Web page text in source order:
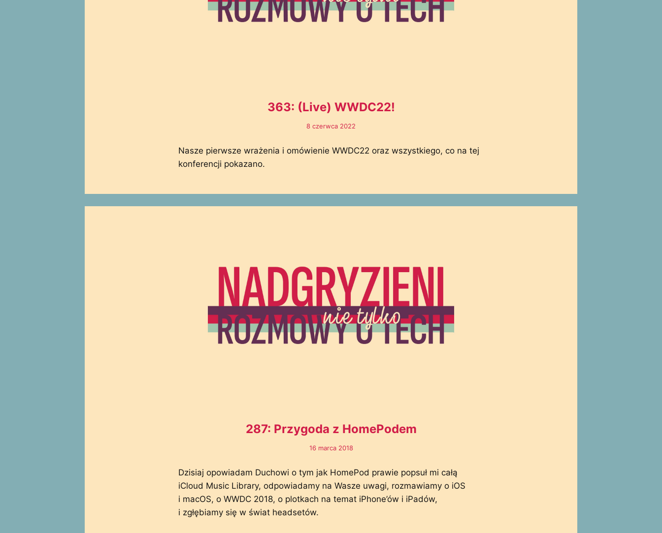
363: (Live) WWDC22!
8 czerwca 2022
Nasze pierwsze wrażenia i omówienie WWDC22 oraz wszystkiego, co na tej
konferencji pokazano.
287: Przygoda z HomePodem
16 marca 2018
Dzisiaj opowiadam Duchowi o tym jak HomePod prawie popsuł mi całą
iCloud Music Library, odpowiadamy na Wasze uwagi, rozmawiamy o iOS
i macOS, o WWDC 2018, o plotkach na temat iPhone’ów i iPadów,
i zgłębiamy się w świat headsetów.